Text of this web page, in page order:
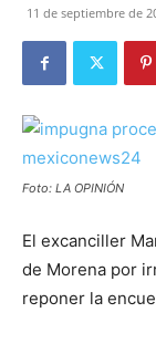
11 de septiembre de
Foto: LA OPINIÓN
El excanciller
de Morena por
reponer la